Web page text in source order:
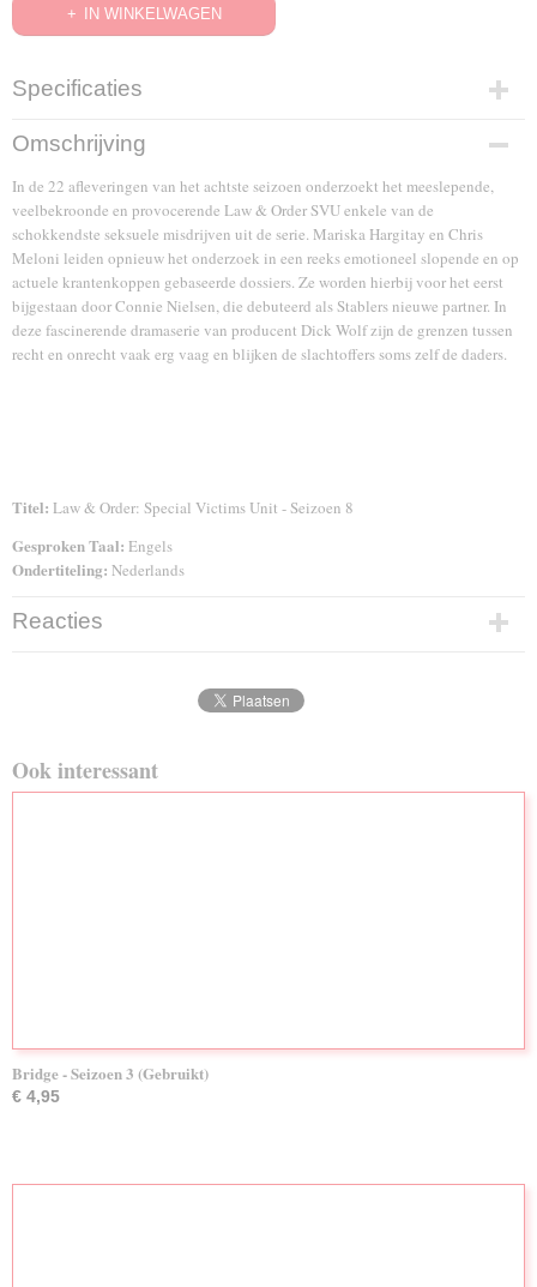
IN WINKELWAGEN
Specificaties
EAN code
5050582603446
Omschrijving
In de 22 afleveringen van het achtste seizoen onderzoekt het meeslepende,
veelbekroonde en provocerende Law & Order SVU enkele van de
schokkendste seksuele misdrijven uit de serie. Mariska Hargitay en Chris
Meloni leiden opnieuw het onderzoek in een reeks emotioneel slopende en op
actuele krantenkoppen gebaseerde dossiers. Ze worden hierbij voor het eerst
bijgestaan door Connie Nielsen, die debuteerd als Stablers nieuwe partner. In
deze fascinerende dramaserie van producent Dick Wolf zijn de grenzen tussen
recht en onrecht vaak erg vaag en blijken de slachtoffers soms zelf de daders.
Titel: Law & Order: Special Victims Unit - Seizoen 8
Gesproken Taal: Engels
Ondertiteling: Nederlands
Reacties
Ook interessant
Bridge - Seizoen 3 (Gebruikt)
€ 4,95